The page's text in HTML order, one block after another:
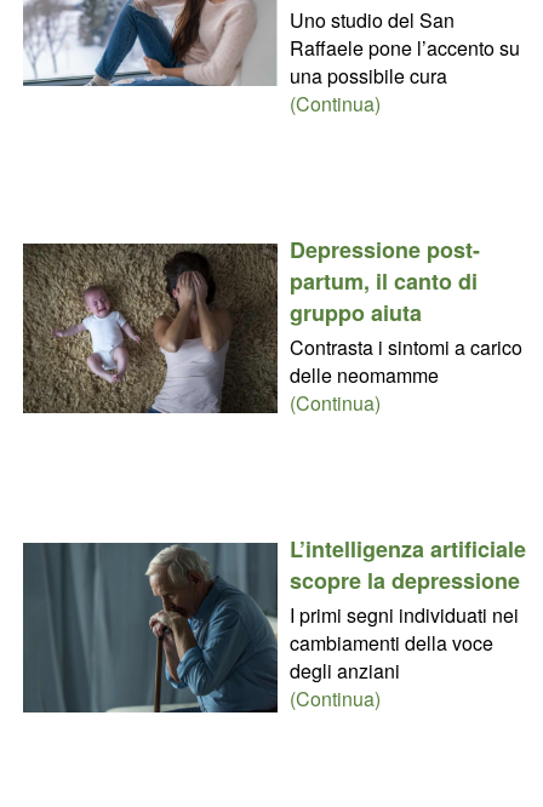
Uno studio del San
Raffaele pone l’accento su
una possibile cura
(Continua)
Depressione post-
partum, il canto di
gruppo aiuta
Contrasta i sintomi a carico
delle neomamme
(Continua)
L’intelligenza artificiale
scopre la depressione
I primi segni individuati nei
cambiamenti della voce
degli anziani
(Continua)